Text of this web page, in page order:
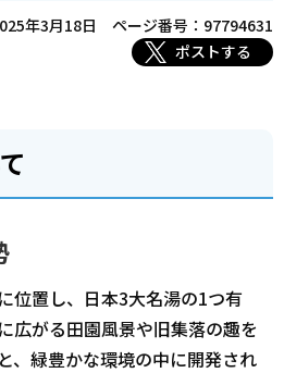
年3月18日
ページ番号：97794631
ポストする
位置し、日本3大名湯の1つ有
広がる田園風景や旧集落の趣を
、緑豊かな環境の中に開発され